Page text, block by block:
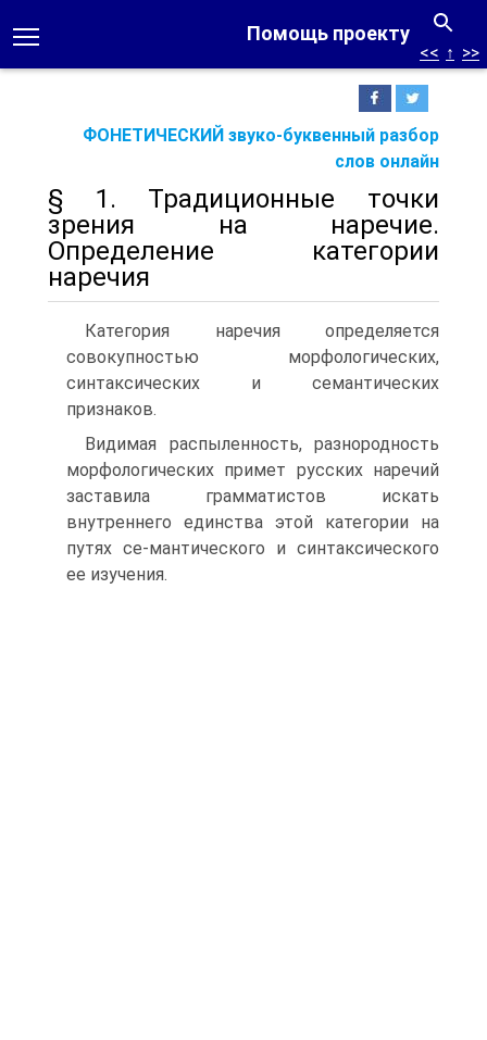
Помощь проекту
ФОНЕТИЧЕСКИЙ звуко-буквенный разбор
слов онлайн
<< ↑ >>
§ 1. Традиционные точки
зрения на наречие.
Определение категории
наречия
Категория наречия определяется
совокупностью морфологических,
синтаксических и семантических
признаков.
Видимая распыленность, разнородность
морфологических примет русских наречий
заставила грамматистов искать
внутреннего единства этой категории на
путях се-мантического и синтаксического
ее изучения.